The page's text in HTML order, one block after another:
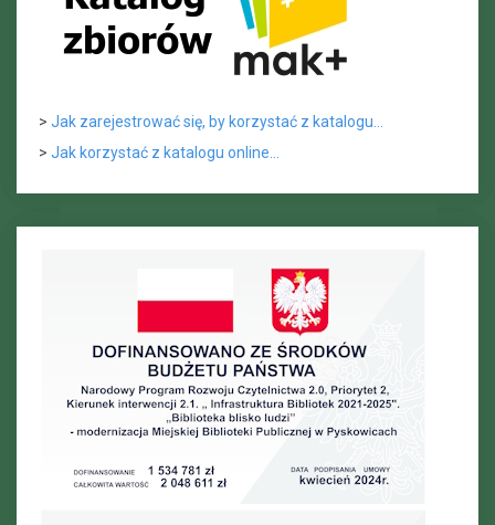
> Jak zarejestrować się, by korzystać z katalogu...
> Jak korzystać z katalogu online...